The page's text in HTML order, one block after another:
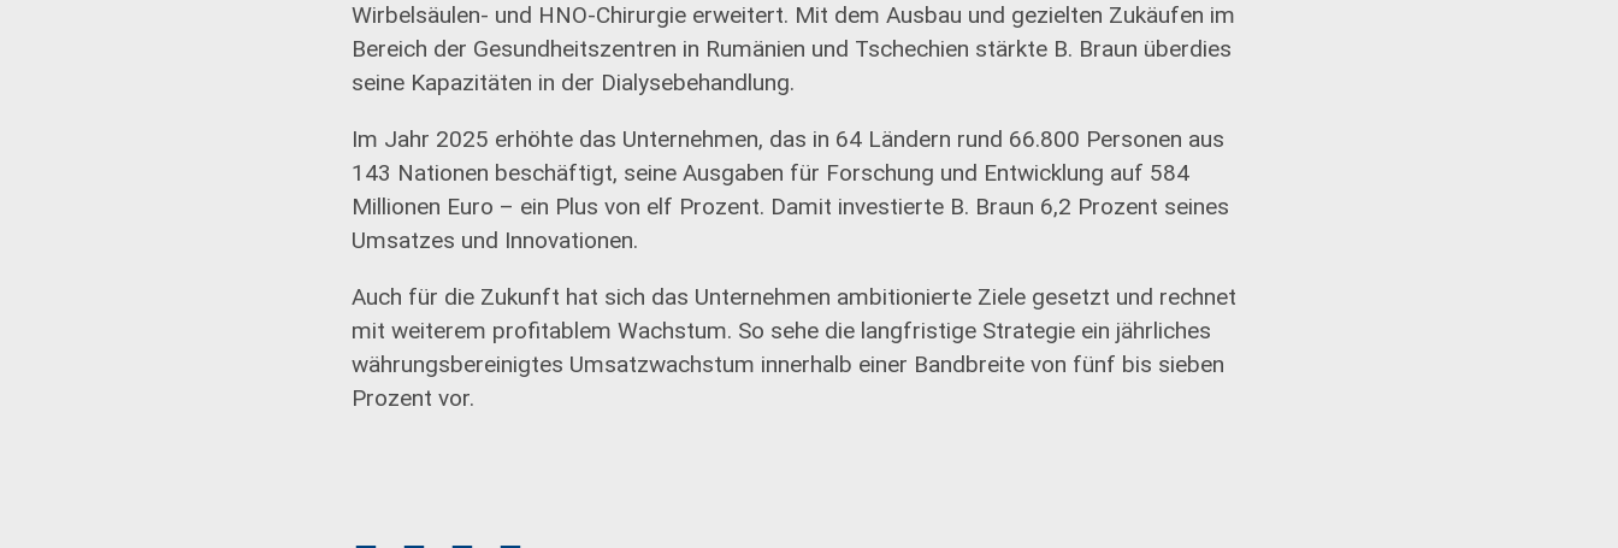
Wirbelsäulen- und HNO-Chirurgie erweitert. Mit dem Ausbau und gezielten Zukäufen im
Bereich der Gesundheitszentren in Rumänien und Tschechien stärkte B. Braun überdies
seine Kapazitäten in der Dialysebehandlung.
Im Jahr 2025 erhöhte das Unternehmen, das in 64 Ländern rund 66.800 Personen aus
143 Nationen beschäftigt, seine Ausgaben für Forschung und Entwicklung auf 584
Millionen Euro – ein Plus von elf Prozent. Damit investierte B. Braun 6,2 Prozent seines
Umsatzes und Innovationen.
Auch für die Zukunft hat sich das Unternehmen ambitionierte Ziele gesetzt und rechnet
mit weiterem profitablem Wachstum. So sehe die langfristige Strategie ein jährliches
währungsbereinigtes Umsatzwachstum innerhalb einer Bandbreite von fünf bis sieben
Prozent vor.